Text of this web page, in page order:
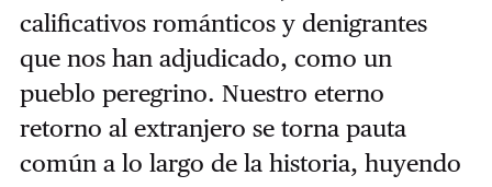
calificativos románticos y denigrantes
que nos han adjudicado, como un
pueblo peregrino. Nuestro eterno
retorno al extranjero se torna pauta
común a lo largo de la historia, huyendo